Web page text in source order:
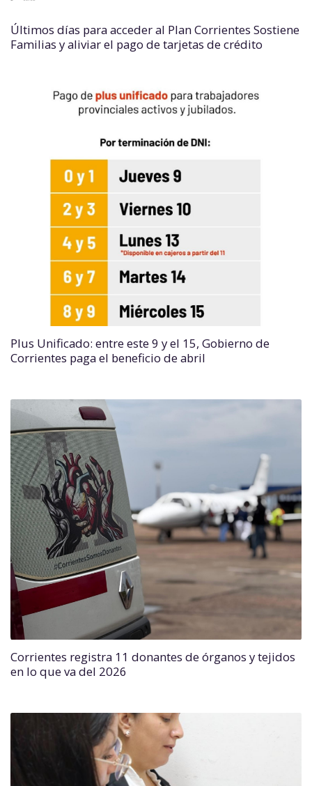
Últimos días para acceder al Plan Corrientes Sostiene
Familias y aliviar el pago de tarjetas de crédito
Plus Unificado: entre este 9 y el 15, Gobierno de
Corrientes paga el beneficio de abril
Corrientes registra 11 donantes de órganos y tejidos
en lo que va del 2026